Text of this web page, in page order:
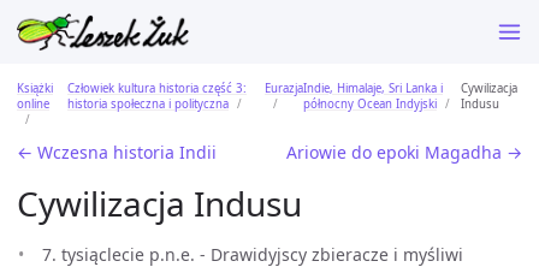
Książki
online
Człowiek kultura historia część 3:
historia społeczna i polityczna
EurazjaIndie, Himalaje, Sri Lanka i
północny Ocean Indyjski
Cywilizacja
Indusu
← Wczesna historia Indii Ariowie do epoki Magadha →
Cywilizacja Indusu
7. tysiąclecie p.n.e. - Drawidyjscy zbieracze i myśliwi